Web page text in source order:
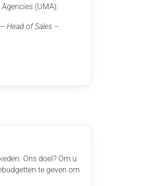
(UMA).
– Head of Sales –
Ons doel? Om u
te geven om